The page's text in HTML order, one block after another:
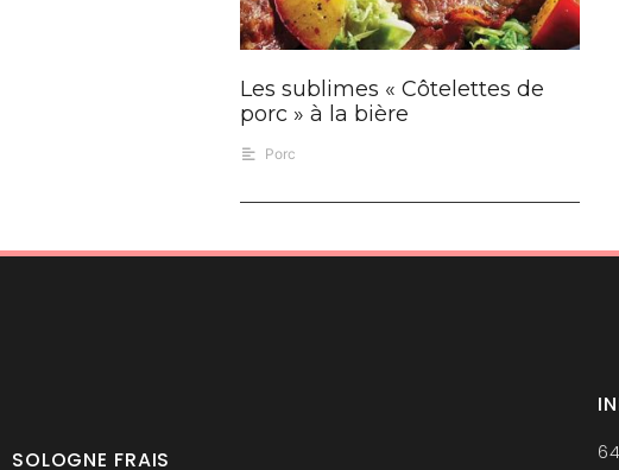
Les sublimes « Côtelettes de
porc » à la bière
Porc
SOLOGNE FRAIS